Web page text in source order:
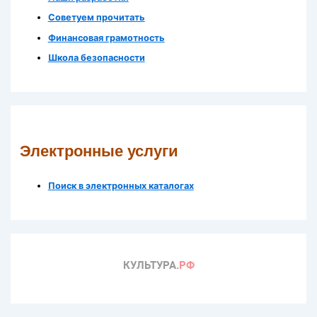
Советуем прочитать
Финансовая грамотность
Школа безопасности
Электронные услуги
Поиск в электронных каталогах